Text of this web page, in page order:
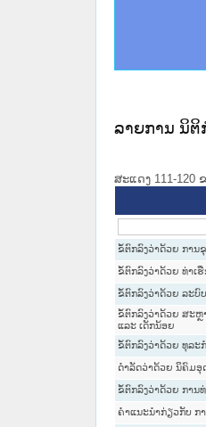
ານສະພາປະຊາຊົນ ພາກເ
ທາງລັດຖະການ
ສຳລັບ ພາກກາງ
ສຳລັບ ພາກໃຕ້
ວິທະຍາຄານຕຳຫຼວດປະ
ວິທະຍາຄານສັນຕິບານປະ
ຂັ້ນແຂວງພາກເໜືອ
ານສະພາປະຊາຊົນ ພາກກ
ລາຍການ ນິຕິ
ສະແດງ 111-120
ຂໍ້ຕົກລົງວ່າດ້ວຍ ການ
ຂໍ້ຕົກລົງວ່າດ້ວຍ ທ່າເຮື
ຂໍ້ຕົກລົງວ່າດ້ວຍ ລະບົ
ຂໍ້ຕົກລົງວ່າດ້ວຍ ສະຫຼ
ແລະ ເດັກນ້ອຍ
ຂໍ້ຕົກລົງວ່າດ້ວຍ ທຸລະ
ດຳລັດວ່າດ້ວຍ ນິຄົມອຸ
ຂໍ້ຕົກລົງວ່າດ້ວຍ ການ
ຄຳແນະນຳກ່ຽວກັບ ກ